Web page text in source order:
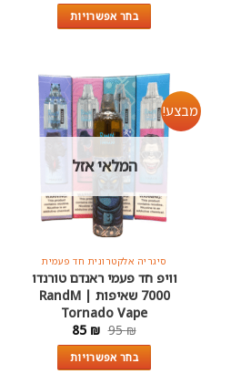
בחר אפשרויות
יש
מספר
סוגים.
ניתן
את
האפשרויות
בעמוד
המוצר
מבצע!
המלאי אזל
סיגריה אלקטרונית חד פעמית
וויפ חד פעמי ראנדם טורנדו
7000 שאיפות | RandM
Tornado Vape
95₪ המחיר
המקורי
היה:
95 ₪.
85 ₪ המחיר
הוא:
85 ₪.בחר אפשרויות